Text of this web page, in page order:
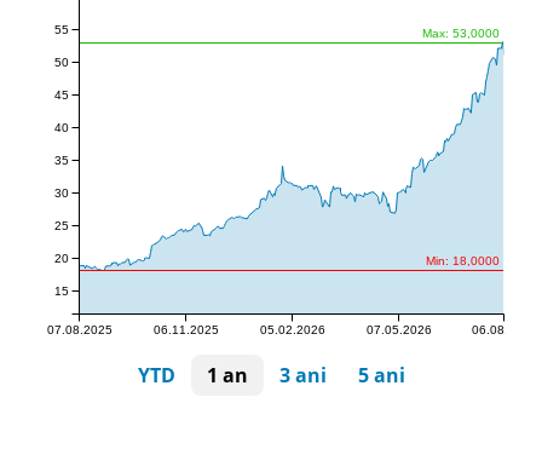
Min: 18,0000
Max: 53,0000
07.08.2025 06.11.2025 05.02.2026 07.05.2026 06.08.2026
15
20
25
30
35
40
45
50
55
YTD 1 an 3 ani 5 ani